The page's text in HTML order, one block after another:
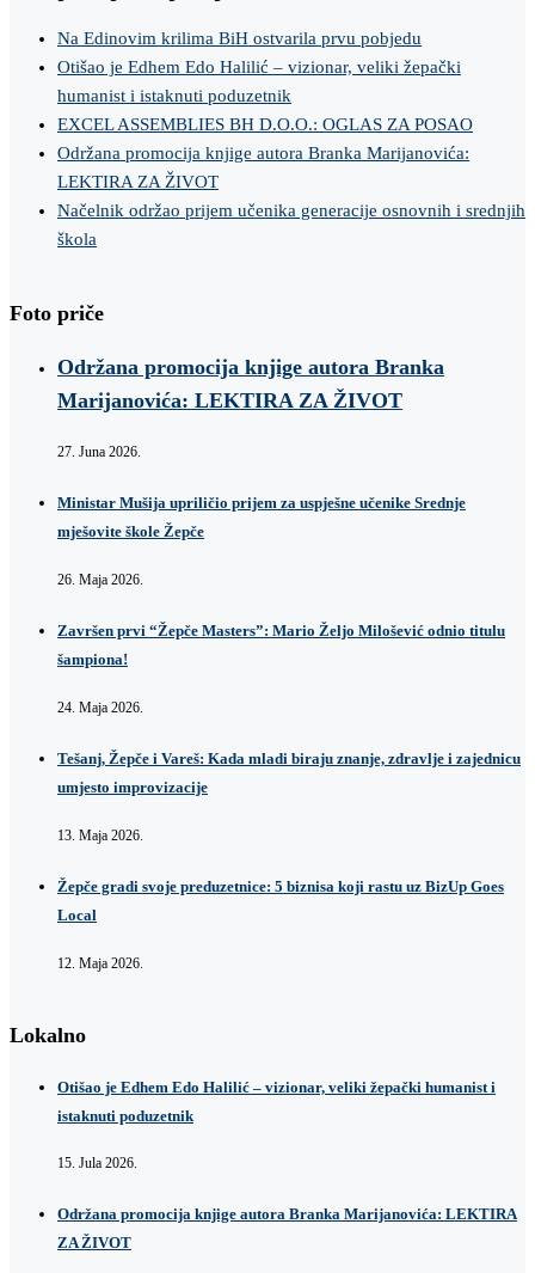
Na Edinovim krilima BiH ostvarila prvu pobjedu
Otišao je Edhem Edo Halilić – vizionar, veliki žepački
humanist i istaknuti poduzetnik
EXCEL ASSEMBLIES BH D.O.O.: OGLAS ZA POSAO
Održana promocija knjige autora Branka Marijanovića:
LEKTIRA ZA ŽIVOT
Načelnik održao prijem učenika generacije osnovnih i srednjih
škola
Foto priče
Održana promocija knjige autora Branka
Marijanovića: LEKTIRA ZA ŽIVOT
27. Juna 2026.
Ministar Mušija upriličio prijem za uspješne učenike Srednje
mješovite škole Žepče
26. Maja 2026.
Završen prvi “Žepče Masters”: Mario Željo Milošević odnio titulu
šampiona!
24. Maja 2026.
Tešanj, Žepče i Vareš: Kada mladi biraju znanje, zdravlje i zajednicu
umjesto improvizacije
13. Maja 2026.
Žepče gradi svoje preduzetnice: 5 biznisa koji rastu uz BizUp Goes
Local
12. Maja 2026.
Lokalno
Otišao je Edhem Edo Halilić – vizionar, veliki žepački humanist i
istaknuti poduzetnik
15. Jula 2026.
Održana promocija knjige autora Branka Marijanovića: LEKTIRA
ZA ŽIVOT